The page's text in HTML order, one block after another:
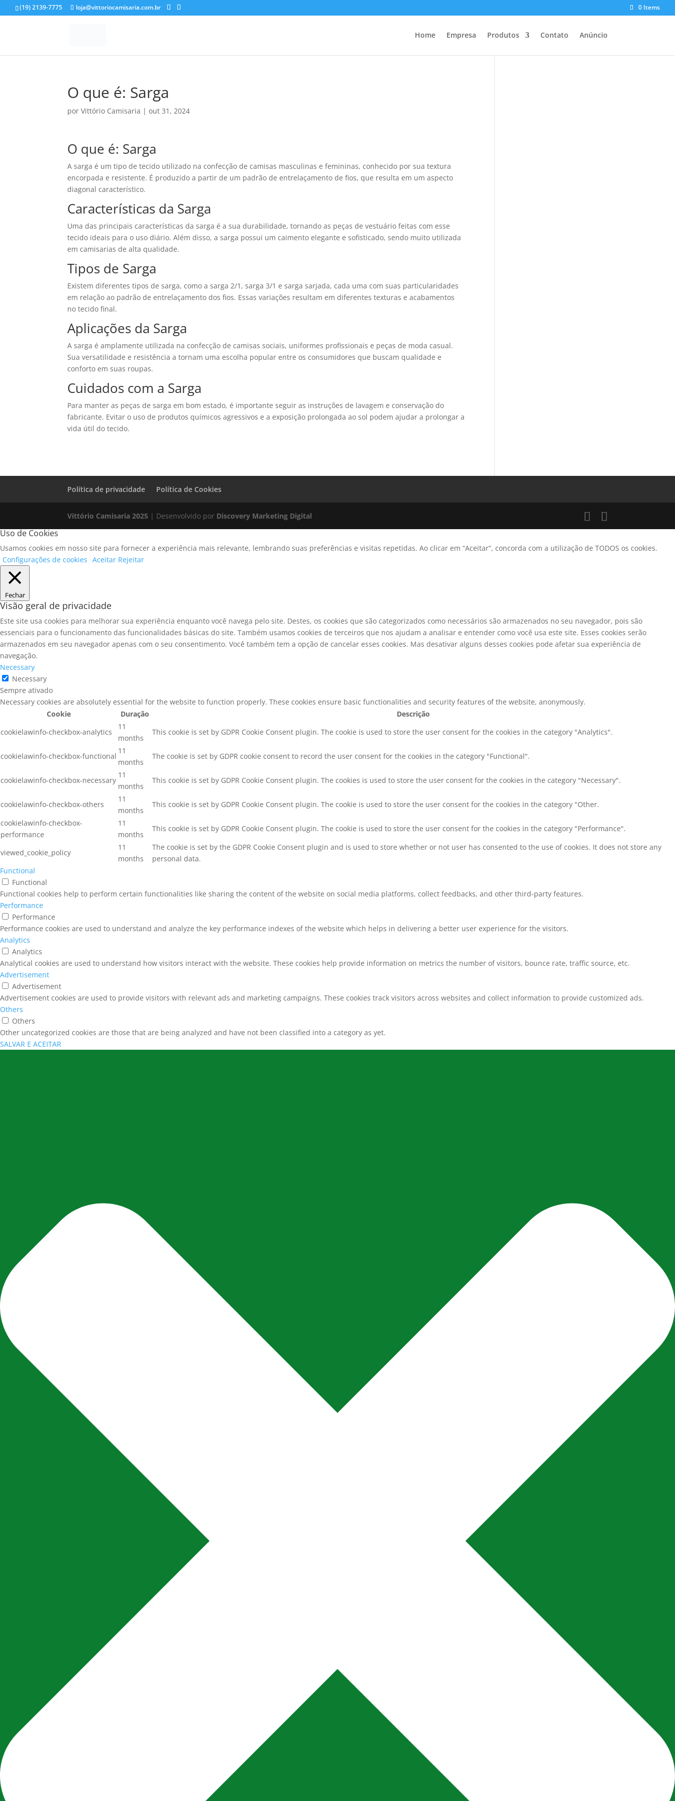
(19) 2139-7775 loja@vittoriocamisaria.com.br 0 Items
Home Empresa Produtos Contato Anúncio
O que é: Sarga
porVittório Camisaria |out 31, 2024
O que é: Sarga
A sarga é um tipo de tecido utilizado na confecção de camisas masculinas e femininas, conhecido por sua textura
encorpada e resistente. É produzido a partir de um padrão de entrelaçamento de fios, que resulta em um aspecto
diagonal característico.
Características da Sarga
Uma das principais características da sarga é a sua durabilidade, tornando as peças de vestuário feitas com esse
tecido ideais para o uso diário. Além disso, a sarga possui um caimento elegante e sofisticado, sendo muito utilizada
em camisarias de alta qualidade.
Tipos de Sarga
Existem diferentes tipos de sarga, como a sarga 2/1, sarga 3/1 e sarga sarjada, cada uma com suas particularidades
em relação ao padrão de entrelaçamento dos fios. Essas variações resultam em diferentes texturas e acabamentos
no tecido final.
Aplicações da Sarga
A sarga é amplamente utilizada na confecção de camisas sociais, uniformes profissionais e peças de moda casual.
Sua versatilidade e resistência a tornam uma escolha popular entre os consumidores que buscam qualidade e
conforto em suas roupas.
Cuidados com a Sarga
Para manter as peças de sarga em bom estado, é importante seguir as instruções de lavagem e conservação do
fabricante. Evitar o uso de produtos químicos agressivos e a exposição prolongada ao sol podem ajudar a prolongar a
vida útil do tecido.
Política de privacidade Política de Cookies
Vittório Camisaria 2025 | Desenvolvido por Discovery Marketing Digital
Uso de Cookies
Usamos cookies em nosso site para fornecer a experiência mais relevante, lembrando suas preferências e visitas repetidas. Ao clicar em “Aceitar”, concorda com a utilização de TODOS os cookies.
Configurações de cookies Aceitar Rejeitar
Fechar
Visão geral de privacidade
Este site usa cookies para melhorar sua experiência enquanto você navega pelo site. Destes, os cookies que são categorizados como necessários são armazenados no seu navegador, pois são
essenciais para o funcionamento das funcionalidades básicas do site. Também usamos cookies de terceiros que nos ajudam a analisar e entender como você usa este site. Esses cookies serão
armazenados em seu navegador apenas com o seu consentimento. Você também tem a opção de cancelar esses cookies. Mas desativar alguns desses cookies pode afetar sua experiência de
navegação.
Necessary
Necessary
Sempre ativado
Necessary cookies are absolutely essential for the website to function properly. These cookies ensure basic functionalities and security features of the website, anonymously.
Cookie
Duração
Descrição
cookielawinfo-checkbox-analytics
11
months
This cookie is set by GDPR Cookie Consent plugin. The cookie is used to store the user consent for the cookies in the category "Analytics".
cookielawinfo-checkbox-functional
11
months
The cookie is set by GDPR cookie consent to record the user consent for the cookies in the category "Functional".
cookielawinfo-checkbox-necessary
11
months
This cookie is set by GDPR Cookie Consent plugin. The cookies is used to store the user consent for the cookies in the category "Necessary".
cookielawinfo-checkbox-others
11
months
This cookie is set by GDPR Cookie Consent plugin. The cookie is used to store the user consent for the cookies in the category "Other.
cookielawinfo-checkbox-
performance
11
months
This cookie is set by GDPR Cookie Consent plugin. The cookie is used to store the user consent for the cookies in the category "Performance".
viewed_cookie_policy
11
months
The cookie is set by the GDPR Cookie Consent plugin and is used to store whether or not user has consented to the use of cookies. It does not store any
personal data.
Functional
Functional
Functional cookies help to perform certain functionalities like sharing the content of the website on social media platforms, collect feedbacks, and other third-party features.
Performance
Performance
Performance cookies are used to understand and analyze the key performance indexes of the website which helps in delivering a better user experience for the visitors.
Analytics
Analytics
Analytical cookies are used to understand how visitors interact with the website. These cookies help provide information on metrics the number of visitors, bounce rate, traffic source, etc.
Advertisement
Advertisement
Advertisement cookies are used to provide visitors with relevant ads and marketing campaigns. These cookies track visitors across websites and collect information to provide customized ads.
Others
Others
Other uncategorized cookies are those that are being analyzed and have not been classified into a category as yet.
SALVAR E ACEITAR